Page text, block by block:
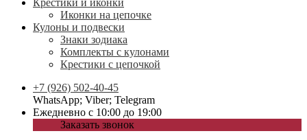
Крестики и иконки
Иконки на цепочке
Кулоны и подвески
Знаки зодиака
Комплекты с кулонами
Крестики с цепочкой
+7 (926) 502-40-45
WhatsApp; Viber; Telegram
Ежедневно с 10:00 до 19:00
Заказать звонок